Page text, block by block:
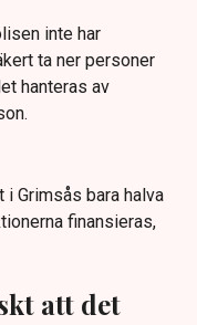
inte har
ta ner personer
hanteras av
Grimsås bara halva
finansieras,
att det